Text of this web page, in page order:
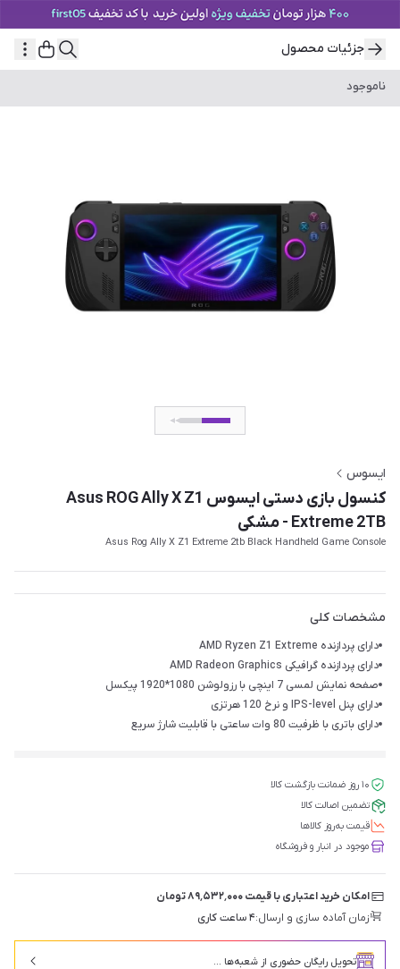
جزئیات محصول
ناموجود
ایسوس
کنسول بازی دستی ایسوس Asus ROG Ally X Z1
Extreme 2TB - مشکی
Asus Rog Ally X Z1 Extreme 2tb Black Handheld Game Console
مشخصات کلی
دارای پردازنده AMD Ryzen Z1 Extreme
دارای پردازنده گرافیکی AMD Radeon Graphics
صفحه نمایش لمسی 7 اینچی با رزولوشن 1080*1920 پیکسل
دارای پنل IPS-level و نرخ 120 هرتزی
دارای باتری با ظرفیت 80 وات‌ ساعتی با قابلیت شارژ سریع
۱۰ روز ضمانت بازگشت کالا
تضمین اصالت کالا
قیمت‌ به‌روز کالاها
موجود در انبار و فروشگاه
امکان خرید اعتباری با قیمت ۸۹٬۵۳۲٬۰۰۰ تومان
زمان آماده سازی و ارسال:۴ ساعت کاری
تحویل رایگان حضوری از شعبه‌ها ...